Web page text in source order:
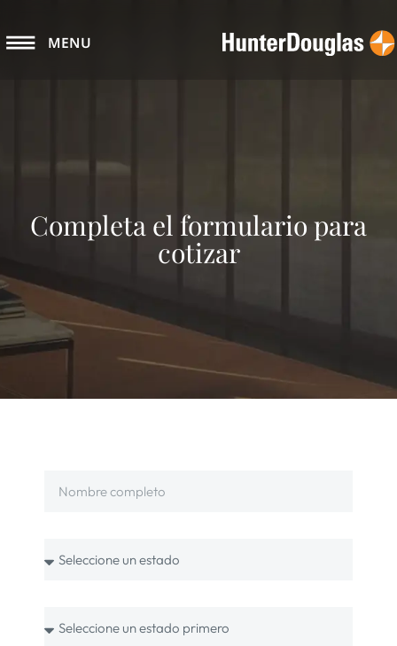
MENU
Completa el formulario para
cotizar